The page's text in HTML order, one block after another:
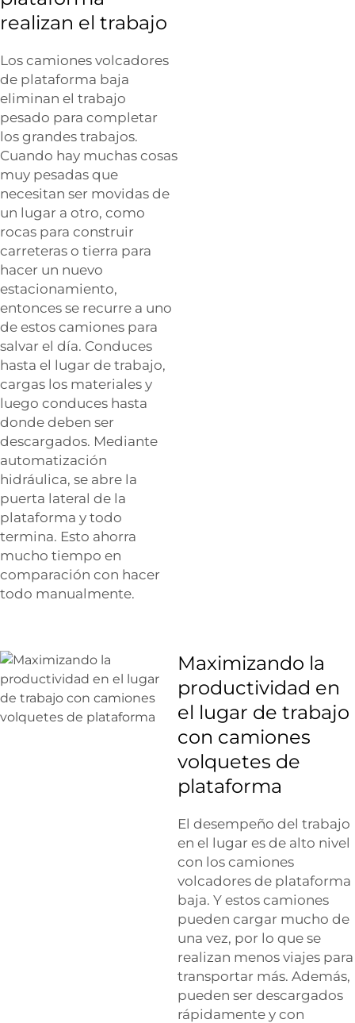
realizan el trabajo
Los camiones volcadores
de plataforma baja
eliminan el trabajo
pesado para completar
los grandes trabajos.
Cuando hay muchas cosas
muy pesadas que
necesitan ser movidas de
un lugar a otro, como
rocas para construir
carreteras o tierra para
hacer un nuevo
estacionamiento,
entonces se recurre a uno
de estos camiones para
salvar el día. Conduces
hasta el lugar de trabajo,
cargas los materiales y
luego conduces hasta
donde deben ser
descargados. Mediante
automatización
hidráulica, se abre la
puerta lateral de la
plataforma y todo
termina. Esto ahorra
mucho tiempo en
comparación con hacer
todo manualmente.
Maximizando la
productividad en
el lugar de trabajo
con camiones
volquetes de
plataforma
El desempeño del trabajo
en el lugar es de alto nivel
con los camiones
volcadores de plataforma
baja. Y estos camiones
pueden cargar mucho de
una vez, por lo que se
realizan menos viajes para
transportar más. Además,
pueden ser descargados
rápidamente y con